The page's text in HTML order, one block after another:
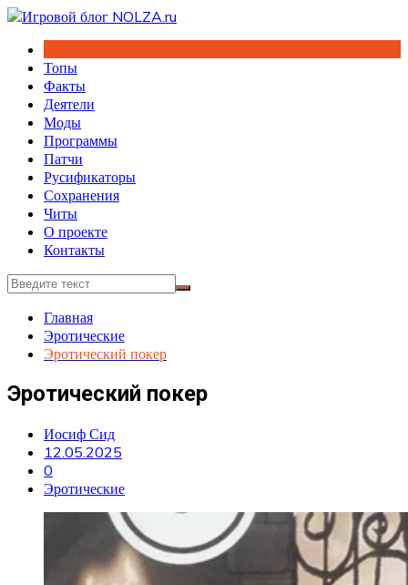
Перейти
содержимому
Топы
Факты
Деятели
Моды
Программы
Патчи
Русификаторы
Сохранения
Читы
О проекте
Контакты
Главная
Эротические
Эротический покер
Эротический покер
Иосиф Сид
12.05.2025
0
Эротические